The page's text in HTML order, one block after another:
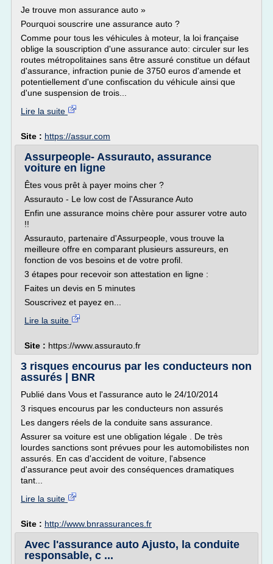
Je trouve mon assurance auto »
Pourquoi souscrire une assurance auto ?
Comme pour tous les véhicules à moteur, la loi française
oblige la souscription d'une assurance auto: circuler sur les
routes métropolitaines sans être assuré constitue un défaut
d'assurance, infraction punie de 3750 euros d'amende et
potentiellement d'une confiscation du véhicule ainsi que
d'une suspension de trois...
Lire la suite
Site : https://assur.com
Assurpeople- Assurauto, assurance
voiture en ligne
Êtes vous prêt à payer moins cher ?
Assurauto - Le low cost de l'Assurance Auto
Enfin une assurance moins chère pour assurer votre auto
!!
Assurauto, partenaire d'Assurpeople, vous trouve la
meilleure offre en comparant plusieurs assureurs, en
fonction de vos besoins et de votre profil.
3 étapes pour recevoir son attestation en ligne :
Faites un devis en 5 minutes
Souscrivez et payez en...
Lire la suite
Site : https://www.assurauto.fr
3 risques encourus par les conducteurs non
assurés | BNR
Publié dans Vous et l'assurance auto le 24/10/2014
3 risques encourus par les conducteurs non assurés
Les dangers réels de la conduite sans assurance.
Assurer sa voiture est une obligation légale . De très
lourdes sanctions sont prévues pour les automobilistes non
assurés. En cas d'accident de voiture, l'absence
d'assurance peut avoir des conséquences dramatiques
tant...
Lire la suite
Site : http://www.bnrassurances.fr
Avec l'assurance auto Ajusto, la conduite
responsable, c ...